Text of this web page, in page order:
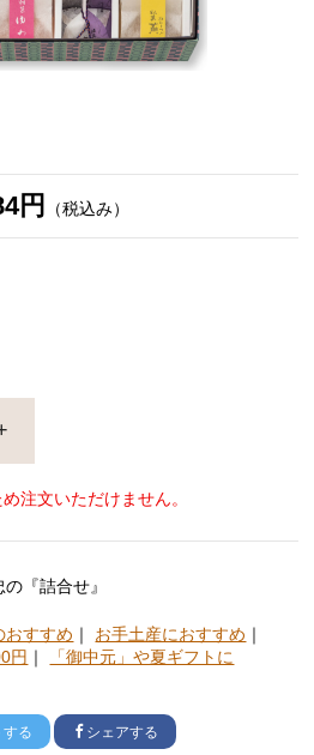
円 （税込み）
注文いただけません。
『詰合せ』
おすすめ ｜ お手土産におすすめ ｜
円 ｜ 「御中元」や夏ギフトに
する シェアする